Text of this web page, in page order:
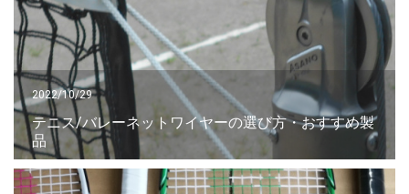
2022/10/29
テニス/バレーネットワイヤーの選び方・おすすめ製
品